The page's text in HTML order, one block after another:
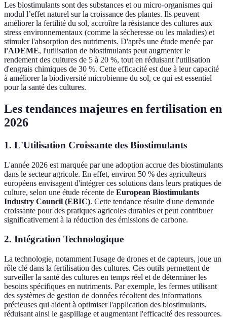
Les biostimulants sont des substances et ou micro-organismes qui
modul l’effet naturel sur la croissance des plantes. Ils peuvent
améliorer la fertilité du sol, accroître la résistance des cultures aux
stress environnementaux (comme la sécheresse ou les maladies) et
stimuler l'absorption des nutriments. D'après une étude menée par
l'ADEME, l'utilisation de biostimulants peut augmenter le
rendement des cultures de 5 à 20 %, tout en réduisant l'utilisation
d'engrais chimiques de 30 %. Cette efficacité est due à leur capacité
à améliorer la biodiversité microbienne du sol, ce qui est essentiel
pour la santé des cultures.
Les tendances majeures en fertilisation en
2026
1. L'Utilisation Croissante des Biostimulants
L'année 2026 est marquée par une adoption accrue des biostimulants
dans le secteur agricole. En effet, environ 50 % des agriculteurs
européens envisagent d'intégrer ces solutions dans leurs pratiques de
culture, selon une étude récente de European Biostimulants
Industry Council (EBIC). Cette tendance résulte d'une demande
croissante pour des pratiques agricoles durables et peut contribuer
significativement à la réduction des émissions de carbone.
2. Intégration Technologique
La technologie, notamment l'usage de drones et de capteurs, joue un
rôle clé dans la fertilisation des cultures. Ces outils permettent de
surveiller la santé des cultures en temps réel et de déterminer les
besoins spécifiques en nutriments. Par exemple, les fermes utilisant
des systèmes de gestion de données récoltent des informations
précieuses qui aident à optimiser l'application des biostimulants,
réduisant ainsi le gaspillage et augmentant l'efficacité des ressources.